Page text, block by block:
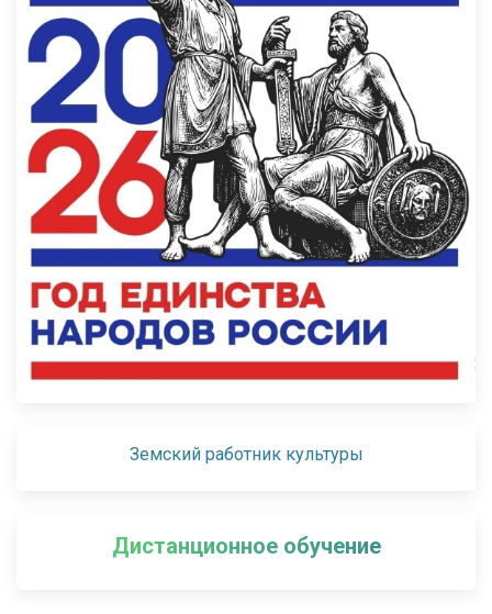
Земский работник культуры
Дистанционное обучение